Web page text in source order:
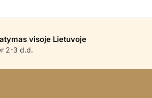
visoje Lietuvoje
2-3 d.d.